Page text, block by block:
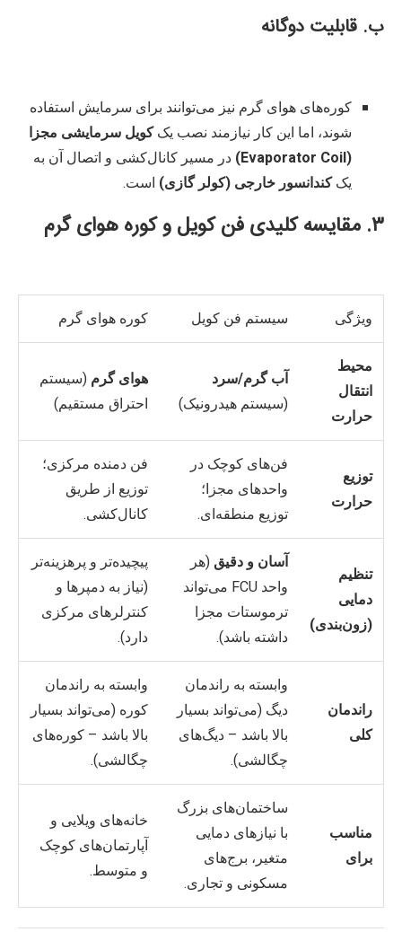
ب. قابلیت دوگانه
کوره‌های هوای گرم نیز می‌توانند برای سرمایش استفاده
شوند، اما این کار نیازمند نصب یککویل سرمایشی مجزا
(Evaporator Coil)
در مسیر کانال‌کشی و اتصال آن به
یککندانسور خارجی (کولر گازی) است.
۳. مقایسه کلیدی فن کویل و کوره هوای گرم
ویژگی سیستم فن کویل کوره هوای گرم
محیط
انتقال
حرارت
آب گرم/سرد
(سیستم هیدرونیک)
هوای گرم (سیستم
احتراق مستقیم)
توزیع
حرارت
فن‌های کوچک در
واحدهای مجزا؛
توزیع منطقه‌ای.
فن دمنده مرکزی؛
توزیع از طریق
کانال‌کشی.
تنظیم
دمایی
(زون‌بندی)
آسان و دقیق (هر
واحد FCU می‌تواند
ترموستات مجزا
داشته باشد).
پیچیده‌تر و پرهزینه‌تر
(نیاز به دمپرها و
کنترلرهای مرکزی
دارد).
راندمان
کلی
وابسته به راندمان
دیگ (می‌تواند بسیار
بالا باشد – دیگ‌های
چگالشی).
وابسته به راندمان
کوره (می‌تواند بسیار
بالا باشد – کوره‌های
چگالشی).
مناسب
برای
ساختمان‌های بزرگ
با نیازهای دمایی
متغیر، برج‌های
مسکونی و تجاری.
خانه‌های ویلایی و
آپارتمان‌های کوچک
و متوسط.